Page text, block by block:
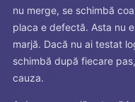
nu merge, se schimbă
placa e defectă. Asta nu
marjă. Dacă nu ai testat
schimbă după fiecare
cauza.